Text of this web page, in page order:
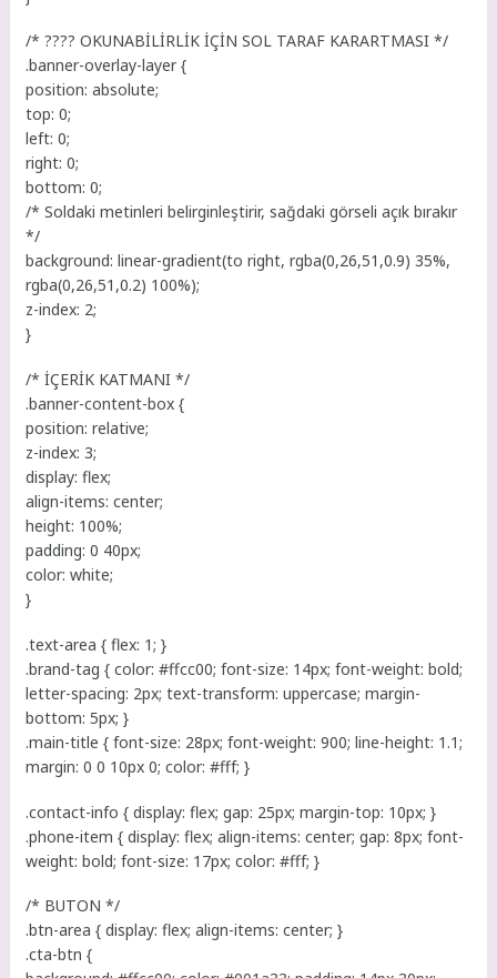
/* ???? OKUNABİLİRLİK İÇİN SOL TARAF KARARTMASI */
.banner-overlay-layer {
position: absolute;
top: 0;
left: 0;
right: 0;
bottom: 0;
/* Soldaki metinleri belirginleştirir, sağdaki görseli açık bırakır
*/
background: linear-gradient(to right, rgba(0,26,51,0.9) 35%,
rgba(0,26,51,0.2) 100%);
z-index: 2;
}
/* İÇERİK KATMANI */
.banner-content-box {
position: relative;
z-index: 3;
display: flex;
align-items: center;
height: 100%;
padding: 0 40px;
color: white;
}
.text-area { flex: 1; }
.brand-tag { color: #ffcc00; font-size: 14px; font-weight: bold;
letter-spacing: 2px; text-transform: uppercase; margin-
bottom: 5px; }
.main-title { font-size: 28px; font-weight: 900; line-height: 1.1;
margin: 0 0 10px 0; color: #fff; }
.contact-info { display: flex; gap: 25px; margin-top: 10px; }
.phone-item { display: flex; align-items: center; gap: 8px; font-
weight: bold; font-size: 17px; color: #fff; }
/* BUTON */
.btn-area { display: flex; align-items: center; }
.cta-btn {